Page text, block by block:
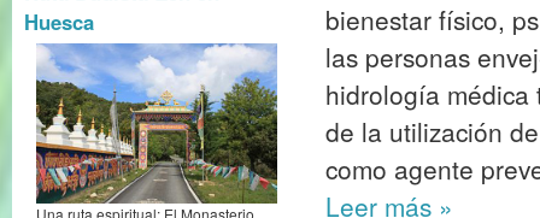
Huesca
Una ruta espiritual: El Monasterio
bienestar físico,
las personas
hidrología médica
de la utilización
como agente
Leer más »